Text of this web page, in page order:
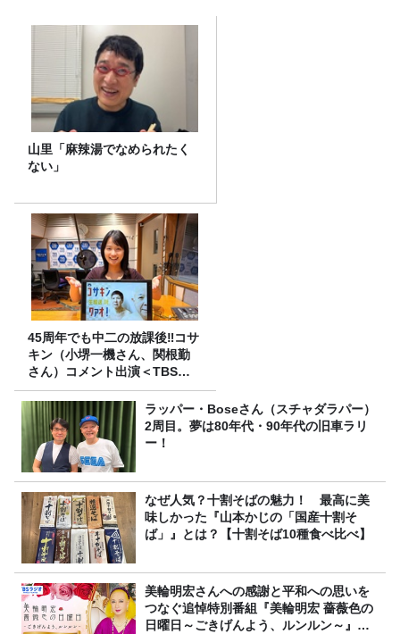
山里「麻辣湯でなめられたく
ない」
45周年でも中二の放課後‼コサ
キン（小堺一機さん、関根勤
さん）コメント出演＜TBSラ
ジオ番組審議会からのご報告
＞
ラッパー・Boseさん（スチャダラパー）
2周目。夢は80年代・90年代の旧車ラリ
ー！
なぜ人気？十割そばの魅力！ 最高に美
味しかった『山本かじの「国産十割そ
ば」』とは？【十割そば10種食べ比べ】
美輪明宏さんへの感謝と平和への思いを
つなぐ追悼特別番組『美輪明宏 薔薇色の
日曜日～ごきげんよう、ルンルン～』